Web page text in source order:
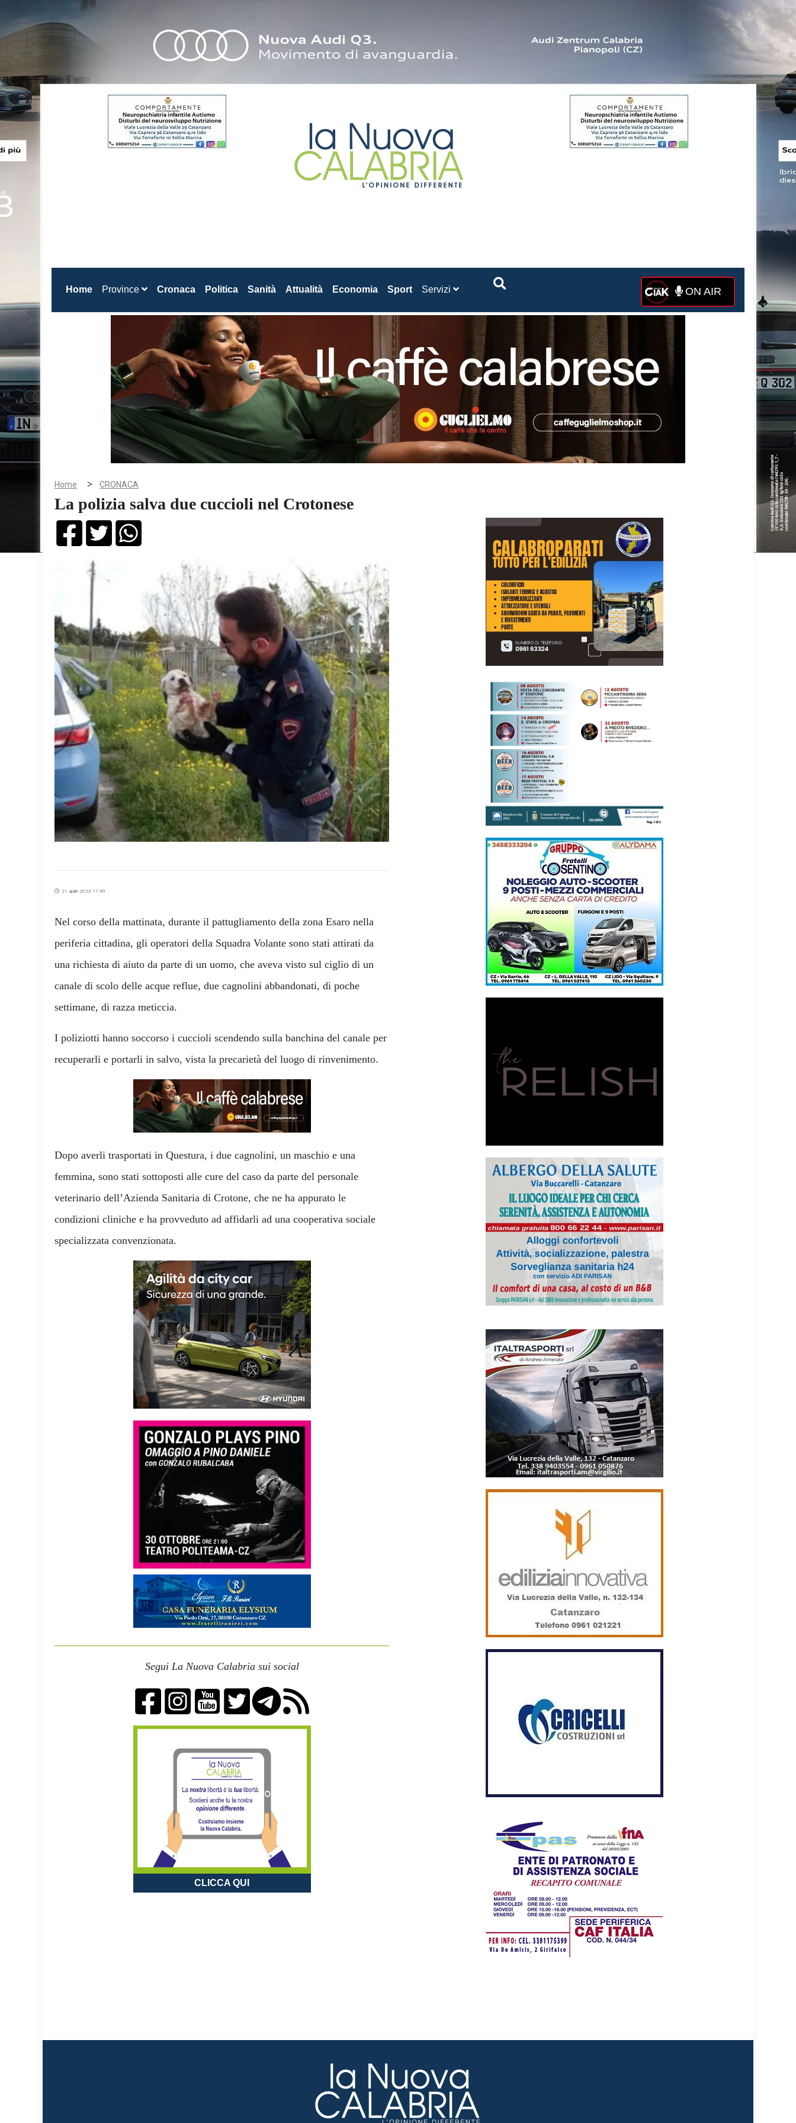
Home(current)
Province Cronaca Politica Sanità Attualità Economia Sport Servizi ON AIR
Home > CRONACA
La polizia salva due cuccioli nel Crotonese
21 aprile 2023 17:49
Nel corso della mattinata, durante il pattugliamento della zona Esaro nella
periferia cittadina, gli operatori della Squadra Volante sono stati attirati da
una richiesta di aiuto da parte di un uomo, che aveva visto sul ciglio di un
canale di scolo delle acque reflue, due cagnolini abbandonati, di poche
settimane, di razza meticcia.
I poliziotti hanno soccorso i cuccioli scendendo sulla banchina del canale per
recuperarli e portarli in salvo, vista la precarietà del luogo di rinvenimento.
Dopo averli trasportati in Questura, i due cagnolini, un maschio e una
femmina, sono stati sottoposti alle cure del caso da parte del personale
veterinario dell’Azienda Sanitaria di Crotone, che ne ha appurato le
condizioni cliniche e ha provveduto ad affidarli ad una cooperativa sociale
specializzata convenzionata.
Segui La Nuova Calabria sui social
CLICCA QUI